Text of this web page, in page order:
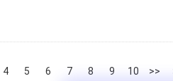
4 5 6 7 8 9 10 >>